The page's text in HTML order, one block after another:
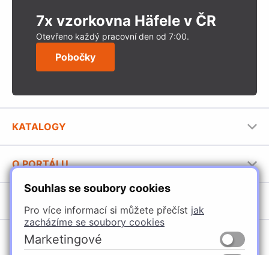
Souhlas se soubory cookies
Pro více informací si můžete přečíst jak
zacházíme se soubory cookies
Marketingové
7x vzorkovna Häfele v ČR
Otevřeno každý pracovní den od 7:00.
Pobočky
KATALOGY
Stavební katalog Häfele
Brožury Häfele
O PORTÁLU
Provozovatel portálu
Jak používat portál
Úchytky
Nábytkové kování
POBOČKY